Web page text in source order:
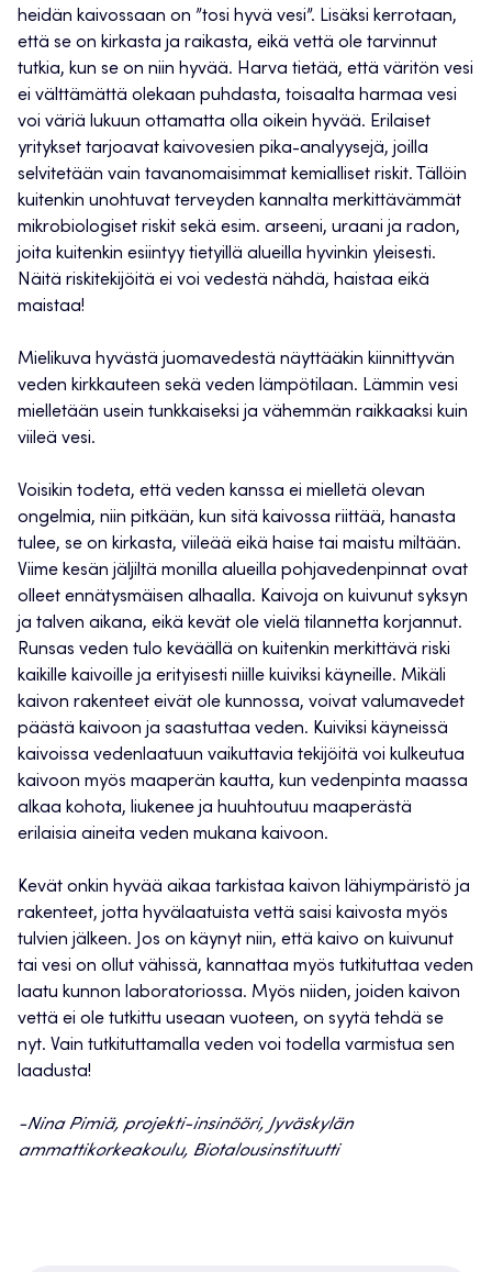
heidän kaivossaan on ”tosi hyvä vesi”. Lisäksi kerrotaan,
että se on kirkasta ja raikasta, eikä vettä ole tarvinnut
tutkia, kun se on niin hyvää. Harva tietää, että väritön vesi
ei välttämättä olekaan puhdasta, toisaalta harmaa vesi
voi väriä lukuun ottamatta olla oikein hyvää. Erilaiset
yritykset tarjoavat kaivovesien pika-analyysejä, joilla
selvitetään vain tavanomaisimmat kemialliset riskit. Tällöin
kuitenkin unohtuvat terveyden kannalta merkittävämmät
mikrobiologiset riskit sekä esim. arseeni, uraani ja radon,
joita kuitenkin esiintyy tietyillä alueilla hyvinkin yleisesti.
Näitä riskitekijöitä ei voi vedestä nähdä, haistaa eikä
maistaa!
Mielikuva hyvästä juomavedestä näyttääkin kiinnittyvän
veden kirkkauteen sekä veden lämpötilaan. Lämmin vesi
mielletään usein tunkkaiseksi ja vähemmän raikkaaksi kuin
viileä vesi.
Voisikin todeta, että veden kanssa ei mielletä olevan
ongelmia, niin pitkään, kun sitä kaivossa riittää, hanasta
tulee, se on kirkasta, viileää eikä haise tai maistu miltään.
Viime kesän jäljiltä monilla alueilla pohjavedenpinnat ovat
olleet ennätysmäisen alhaalla. Kaivoja on kuivunut syksyn
ja talven aikana, eikä kevät ole vielä tilannetta korjannut.
Runsas veden tulo keväällä on kuitenkin merkittävä riski
kaikille kaivoille ja erityisesti niille kuiviksi käyneille. Mikäli
kaivon rakenteet eivät ole kunnossa, voivat valumavedet
päästä kaivoon ja saastuttaa veden. Kuiviksi käyneissä
kaivoissa vedenlaatuun vaikuttavia tekijöitä voi kulkeutua
kaivoon myös maaperän kautta, kun vedenpinta maassa
alkaa kohota, liukenee ja huuhtoutuu maaperästä
erilaisia aineita veden mukana kaivoon.
Kevät onkin hyvää aikaa tarkistaa kaivon lähiympäristö ja
rakenteet, jotta hyvälaatuista vettä saisi kaivosta myös
tulvien jälkeen. Jos on käynyt niin, että kaivo on kuivunut
tai vesi on ollut vähissä, kannattaa myös tutkituttaa veden
laatu kunnon laboratoriossa. Myös niiden, joiden kaivon
vettä ei ole tutkittu useaan vuoteen, on syytä tehdä se
nyt. Vain tutkituttamalla veden voi todella varmistua sen
laadusta!
-Nina Pimiä, projekti-insinööri, Jyväskylän
ammattikorkeakoulu, Biotalousinstituutti